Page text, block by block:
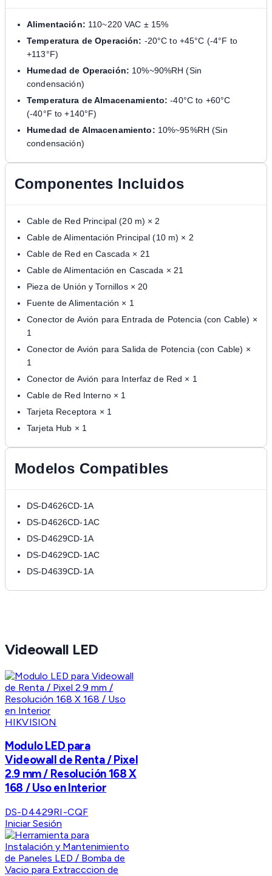
Alimentación: 110~220 VAC ± 15%
Temperatura de Operación: -20°C to +45°C (-4°F to
+113°F)
Humedad de Operación: 10%~90%RH (Sin
condensación)
Temperatura de Almacenamiento: -40°C to +60°C
(-40°F to +140°F)
Humedad de Almacenamiento: 10%~95%RH (Sin
condensación)
Componentes Incluidos
Cable de Red Principal (20 m) × 2
Cable de Alimentación Principal (10 m) × 2
Cable de Red en Cascada × 21
Cable de Alimentación en Cascada × 21
Pieza de Unión y Tornillos × 20
Fuente de Alimentación × 1
Conector de Avión para Entrada de Potencia (con Cable) ×
1
Conector de Avión para Salida de Potencia (con Cable) ×
1
Conector de Avión para Interfaz de Red × 1
Cable de Red Interno × 1
Tarjeta Receptora × 1
Tarjeta Hub × 1
Modelos Compatibles
DS-D4626CD-1A
DS-D4626CD-1AC
DS-D4629CD-1A
DS-D4629CD-1AC
DS-D4639CD-1A
Videowall LED
HIKVISION
Modulo LED para
Videowall de Renta / Pixel
2.9 mm / Resolución 168 X
168 / Uso en Interior
DS-D4429RI-CQF
Iniciar Sesión